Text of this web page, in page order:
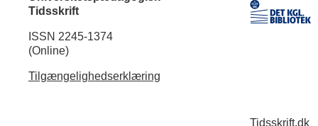
Tidsskrift
ISSN 2245-1374
(Online)
Tilgængelighedserklæring